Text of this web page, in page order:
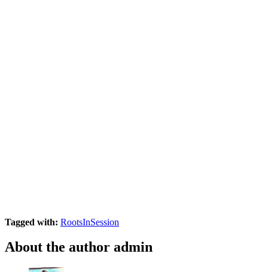
Tagged with: RootsInSession
About the author admin